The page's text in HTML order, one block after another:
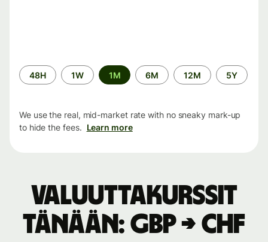
Time
period
48H 1W 1M 6M 12M 5Y
We use the real, mid-market rate with no sneaky mark-up
to hide the fees. Learn more
Valuuttakurssit
tänään: GBP → CHF